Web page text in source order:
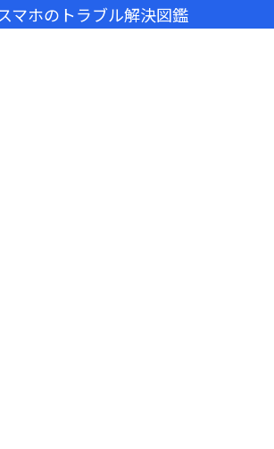
マホのトラブル解決図鑑